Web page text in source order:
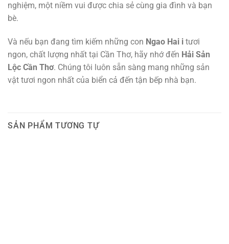
nghiệm, một niềm vui được chia sẻ cùng gia đình và bạn
bè.
Và nếu bạn đang tìm kiếm những con Ngao Hai i tươi
ngon, chất lượng nhất tại Cần Thơ, hãy nhớ đến Hải Sản
Lộc Cần Thơ. Chúng tôi luôn sẵn sàng mang những sản
vật tươi ngon nhất của biển cả đến tận bếp nhà bạn.
SẢN PHẨM TƯƠNG TỰ